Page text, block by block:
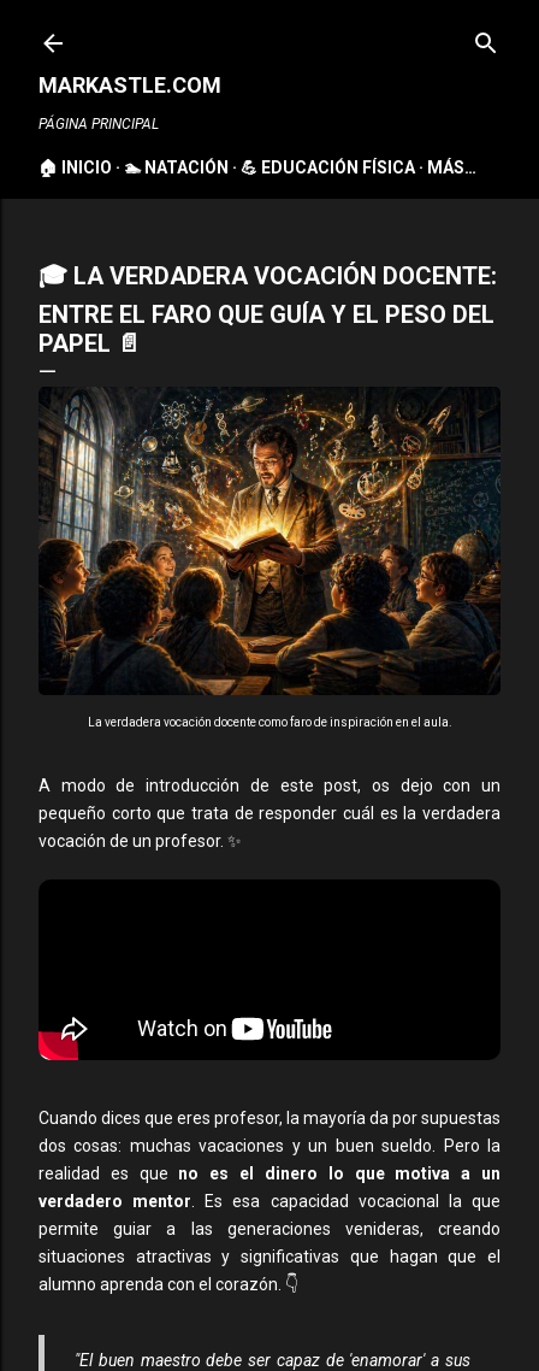
Ir al contenido principal
MARKASTLE.COM
PÁGINA PRINCIPAL
🏠 INICIO 🏊 NATACIÓN 💪 EDUCACIÓN FÍSICA MÁS…
🎓 LA VERDADERA VOCACIÓN DOCENTE:
ENTRE EL FARO QUE GUÍA Y EL PESO DEL
PAPEL 📄
La verdadera vocación docente como faro de inspiración en el aula.
A modo de introducción de este post, os dejo con un
pequeño corto que trata de responder cuál es la verdadera
vocación de un profesor. ✨
Cuando dices que eres profesor, la mayoría da por supuestas
dos cosas: muchas vacaciones y un buen sueldo. Pero la
realidad es que no es el dinero lo que motiva a un
verdadero mentor . Es esa capacidad vocacional la que
permite guiar a las generaciones venideras, creando
situaciones atractivas y significativas que hagan que el
alumno aprenda con el corazón. 👇
"El buen maestro debe ser capaz de 'enamorar' a sus